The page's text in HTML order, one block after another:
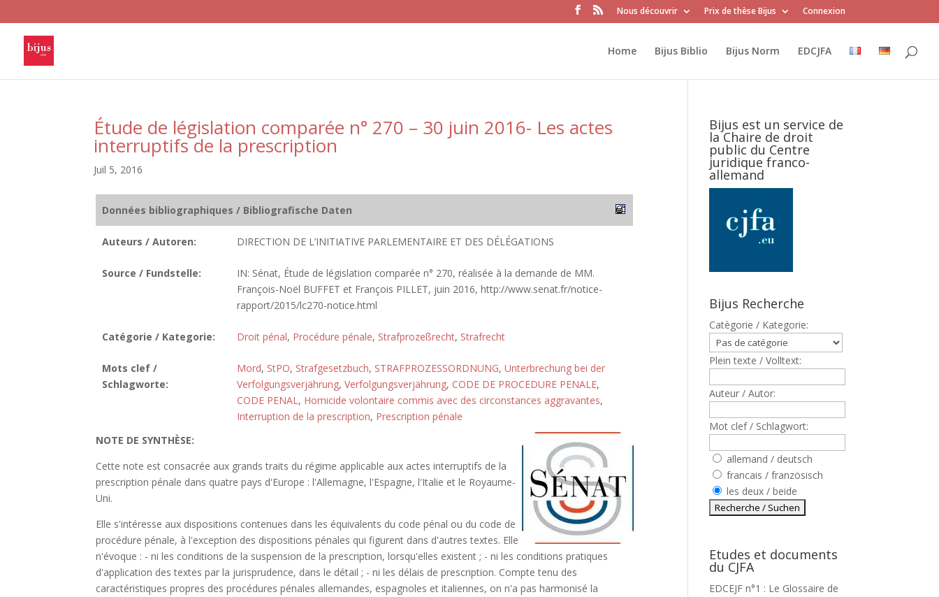
Nous découvrir Prix de thèse Bijus Connexion
Home Bijus Biblio Bijus Norm EDCJFA
Étude de législation comparée n° 270 – 30 juin 2016- Les actes
interruptifs de la prescription
Juil 5, 2016
Données bibliographiques / Bibliografische Daten
Auteurs / Autoren: DIRECTION DE L’INITIATIVE PARLEMENTAIRE ET DES DÉLÉGATIONS
Source / Fundstelle:
IN: Sénat, Étude de législation comparée n° 270, réalisée à la demande de MM.
François-Noël BUFFET et François PILLET, juin 2016, http://www.senat.fr/notice-
rapport/2015/lc270-notice.html
Catégorie / Kategorie: Droit pénal, Procédure pénale, Strafprozeßrecht, Strafrecht
Mots clef /
Schlagworte:
Mord, StPO, Strafgesetzbuch, STRAFPROZESSORDNUNG, Unterbrechung bei der
Verfolgungsverjährung, Verfolgungsverjährung, CODE DE PROCEDURE PENALE,
CODE PENAL, Homicide volontaire commis avec des circonstances aggravantes,
Interruption de la prescription, Prescription pénale
NOTE DE SYNTHÈSE:
Cette note est consacrée aux grands traits du régime applicable aux actes interruptifs de la
prescription pénale dans quatre pays d'Europe : l'Allemagne, l'Espagne, l'Italie et le Royaume-
Uni.
Elle s'intéresse aux dispositions contenues dans les équivalents du code pénal ou du code de
procédure pénale, à l'exception des dispositions pénales qui figurent dans d'autres textes. Elle
n'évoque : - ni les conditions de la suspension de la prescription, lorsqu'elles existent ; - ni les conditions pratiques
d'application des textes par la jurisprudence, dans le détail ; - ni les délais de prescription. Compte tenu des
caractéristiques propres des procédures pénales allemandes, espagnoles et italiennes, on n'a pas harmonisé la
Bijus est un service de
la Chaire de droit
public du Centre
juridique franco-
allemand
Bijus Recherche
Catègorie / Kategorie:
Plein texte / Volltext:
Auteur / Autor:
Mot clef / Schlagwort:
allemand / deutsch
francais / französisch
les deux / beide
Etudes et documents
du CJFA
EDCEJF n°1 : Le Glossaire de